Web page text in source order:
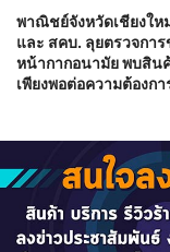
พาณิชย์จังหวัดเชียงให
และ สคบ. ลุยตรวจกา
หน้ากากอนามัย พบสิน
เพียงพอต่อความต้องกา